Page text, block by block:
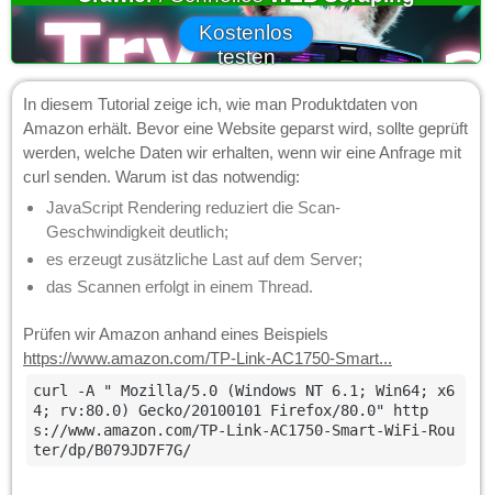
Kostenlos
testen
In diesem Tutorial zeige ich, wie man Produktdaten von
Amazon erhält. Bevor eine Website geparst wird, sollte geprüft
werden, welche Daten wir erhalten, wenn wir eine Anfrage mit
curl senden. Warum ist das notwendig:
JavaScript Rendering reduziert die Scan-
Geschwindigkeit deutlich;
es erzeugt zusätzliche Last auf dem Server;
das Scannen erfolgt in einem Thread.
Prüfen wir Amazon anhand eines Beispiels
https://www.amazon.com/TP-Link-AC1750-Smart...
curl -A " Mozilla/5.0 (Windows NT 6.1; Win64; x6
4; rv:80.0) Gecko/20100101 Firefox/80.0" http
s://www.amazon.com/TP-Link-AC1750-Smart-WiFi-Rou
ter/dp/B079JD7F7G/